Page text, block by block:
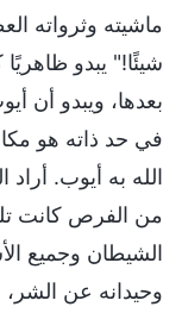
ماشيته وثرواته
شيئًا!" يبدو
بعدها، ويبدو أن
في حد ذاته هو
الله به أيوب.
من الفرص كانت
الشيطان وجميع
وحيدانه عن الشر،